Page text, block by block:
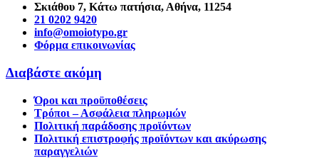
Σκιάθου 7, Κάτω πατήσια, Αθήνα, 11254
21 0202 9420
info@omoiotypo.gr
Φόρμα επικοινωνίας
Διαβάστε ακόμη
Όροι και προϋποθέσεις
Τρόποι – Ασφάλεια πληρωμών
Πολιτική παράδοσης προϊόντων
Πολιτική επιστροφής προϊόντων και ακύρωσης
παραγγελιών